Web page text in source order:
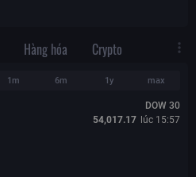
Hàng hóa Crypto
1m 6m 1y max
DOW 30
54,017.17 lúc 15:57